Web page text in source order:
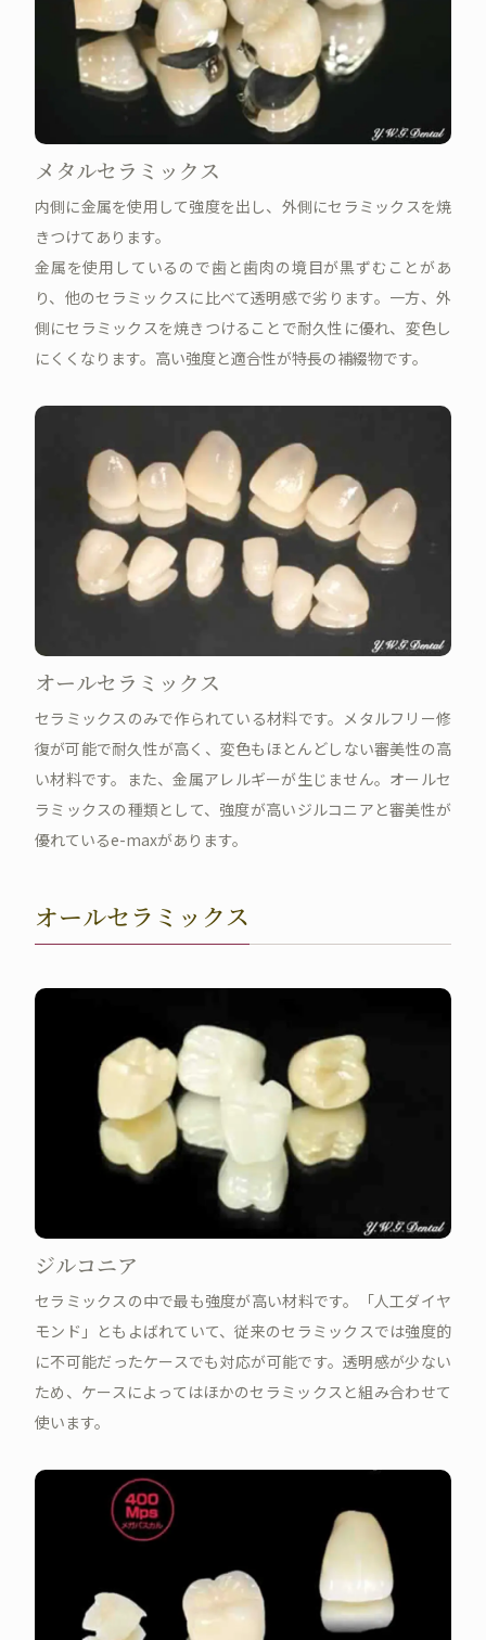
メタルセラミックス
内側に金属を使用して強度を出し、外側にセラミックスを焼
きつけてあります。
金属を使用しているので歯と歯肉の境目が黒ずむことがあ
り、他のセラミックスに比べて透明感で劣ります。一方、外
側にセラミックスを焼きつけることで耐久性に優れ、変色し
にくくなります。高い強度と適合性が特長の補綴物です。
オールセラミックス
セラミックスのみで作られている材料です。メタルフリー修
復が可能で耐久性が高く、変色もほとんどしない審美性の高
い材料です。また、金属アレルギーが生じません。オールセ
ラミックスの種類として、強度が高いジルコニアと審美性が
優れているe-maxがあります。
オールセラミックス
ジルコニア
セラミックスの中で最も強度が高い材料です。「人工ダイヤ
モンド」ともよばれていて、従来のセラミックスでは強度的
に不可能だったケースでも対応が可能です。透明感が少ない
ため、ケースによってはほかのセラミックスと組み合わせて
使います。